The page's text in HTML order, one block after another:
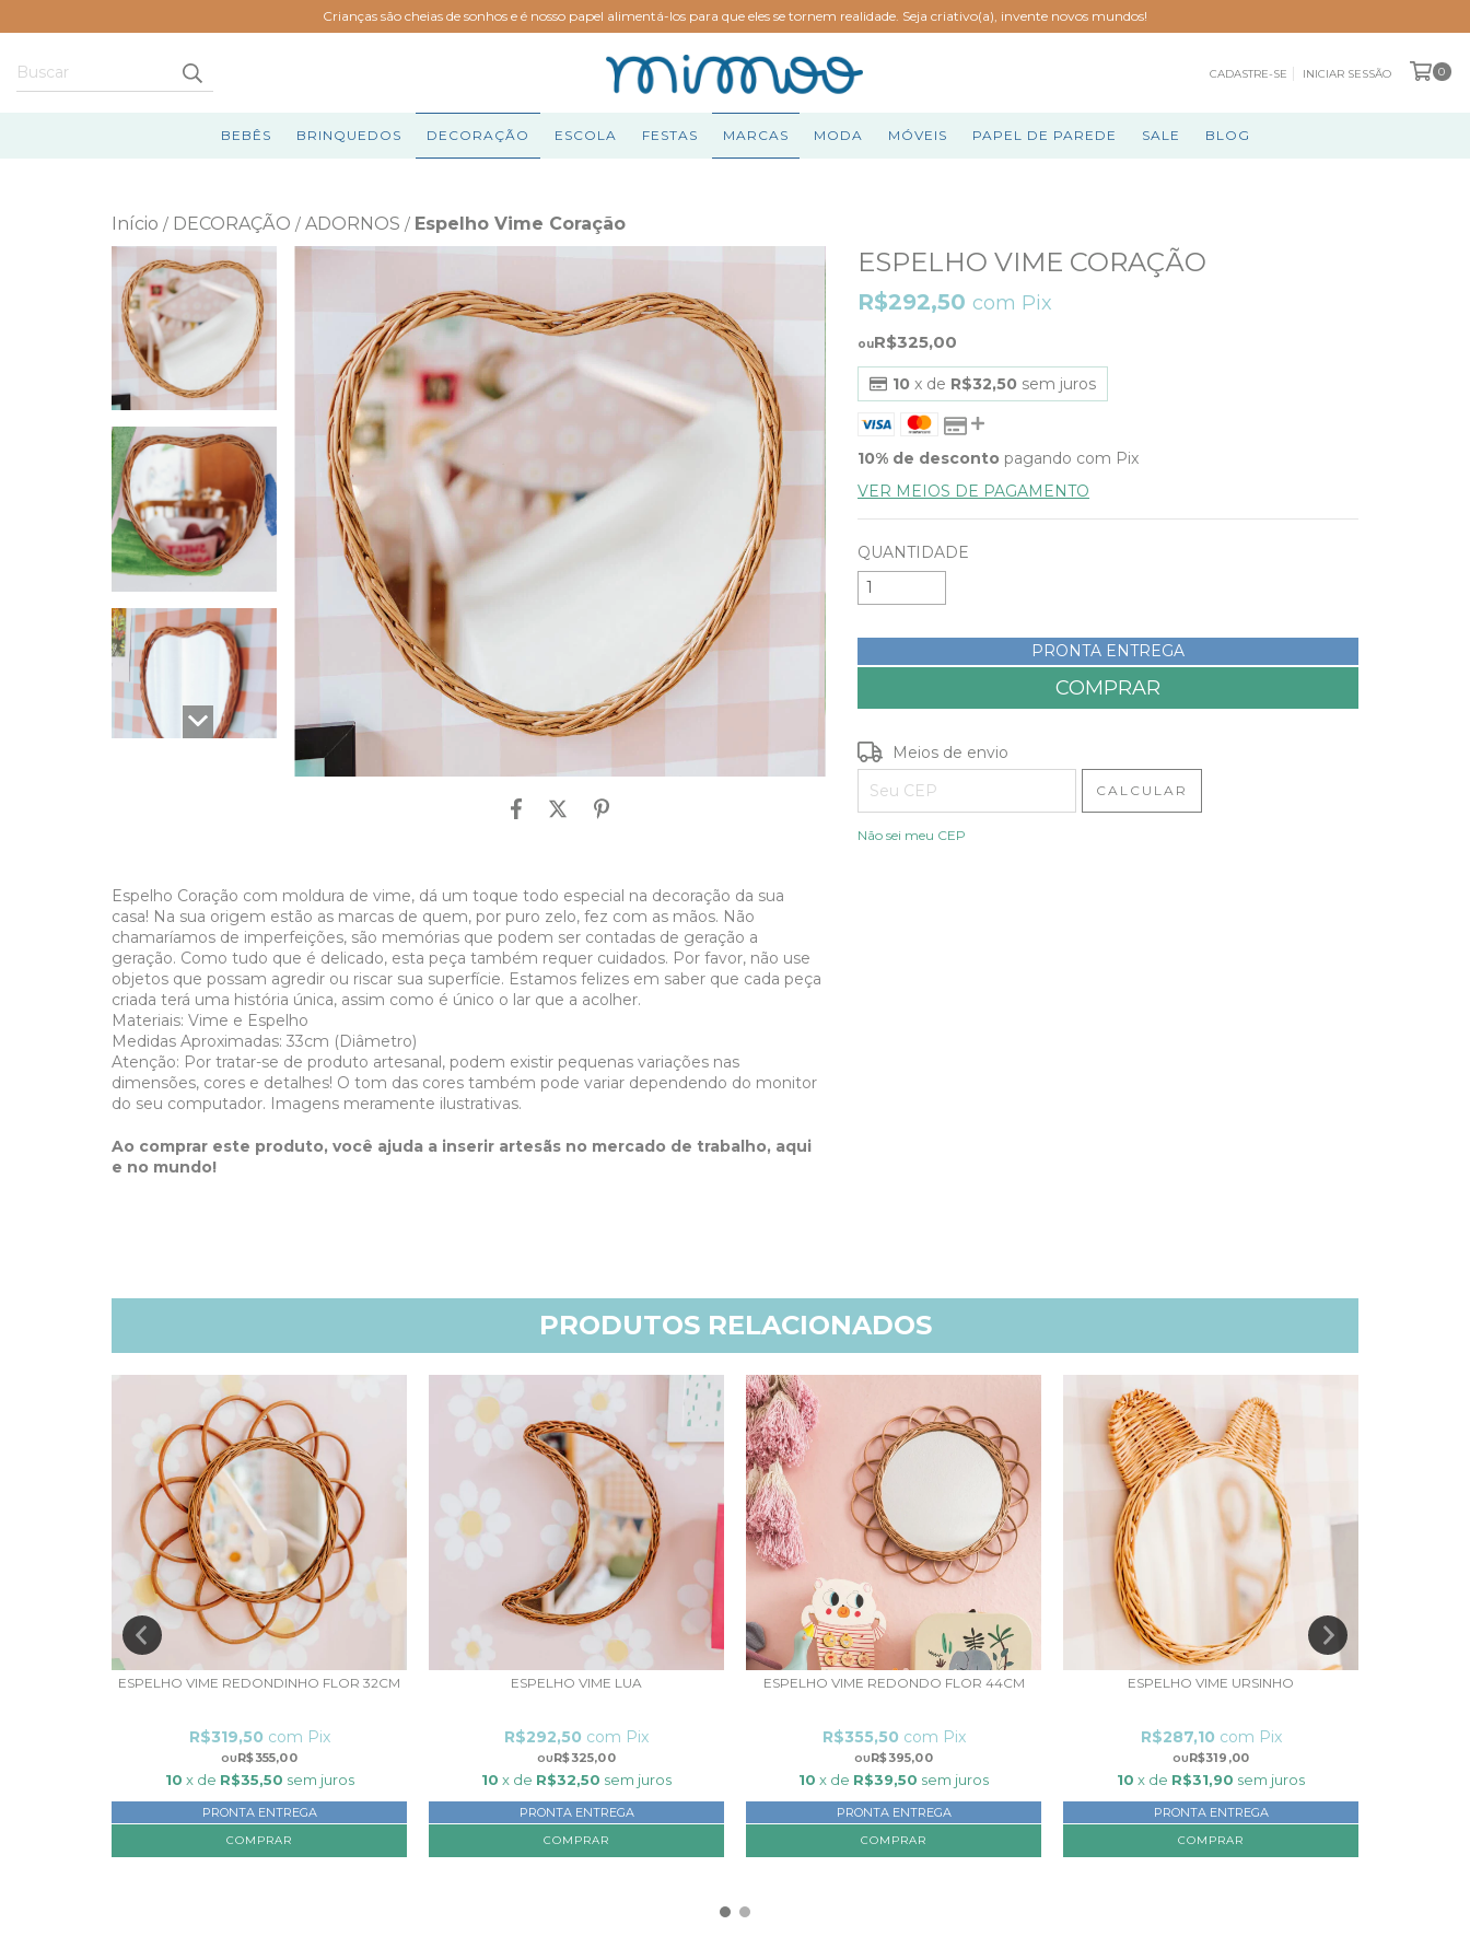
Crianças são cheias de sonhos e é nosso papel alimentá-los para que eles se tornem realidade. Seja criativo(a), invente novos mundos!
CADASTRE-SE INICIAR SESSÃO 0
BEBÊS BRINQUEDOS DECORAÇÃO ESCOLA FESTAS MARCAS MODA MÓVEIS PAPEL DE PAREDE SALE BLOG
Início / DECORAÇÃO / ADORNOS / Espelho Vime Coração
Espelho Coração com moldura de vime, dá um toque todo especial na decoração da sua
casa! Na sua origem estão as marcas de quem, por puro zelo, fez com as mãos. Não
chamaríamos de imperfeições, são memórias que podem ser contadas de geração a
geração. Como tudo que é delicado, esta peça também requer cuidados. Por favor, não use
objetos que possam agredir ou riscar sua superfície. Estamos felizes em saber que cada peça
criada terá uma história única, assim como é único o lar que a acolher.
Materiais: Vime e Espelho
Medidas Aproximadas: 33cm (Diâmetro)
Atenção: Por tratar-se de produto artesanal, podem existir pequenas variações nas
dimensões, cores e detalhes! O tom das cores também pode variar dependendo do monitor
do seu computador. Imagens meramente ilustrativas.
Ao comprar este produto, você ajuda a inserir artesãs no mercado de trabalho, aqui
e no mundo!
ESPELHO VIME CORAÇÃO
R$325,00
R$292,50 com Pix
10 x de R$32,50 sem juros
10% de desconto pagando com Pix
VER MEIOS DE PAGAMENTO
QUANTIDADE
PRONTA ENTREGA
Entregas para o CEP:
Meios de envio
CALCULAR
Não sei meu CEP
PRODUTOS RELACIONADOS
ESPELHO VIME REDONDINHO FLOR 32CM
R$355,00
R$319,50 com Pix
10 x de R$35,50 sem juros
PRONTA ENTREGA
ESPELHO VIME LUA
R$325,00
R$292,50 com Pix
10 x de R$32,50 sem juros
PRONTA ENTREGA
ESPELHO VIME REDONDO FLOR 44CM
R$395,00
R$355,50 com Pix
10 x de R$39,50 sem juros
PRONTA ENTREGA
ESPELHO VIME URSINHO
R$319,00
R$287,10 com Pix
10 x de R$31,90 sem juros
PRONTA ENTREGA